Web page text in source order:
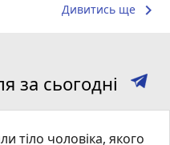
Дивитись ще keyboard_arrow_right
за сьогодні
тіло чоловіка, якого